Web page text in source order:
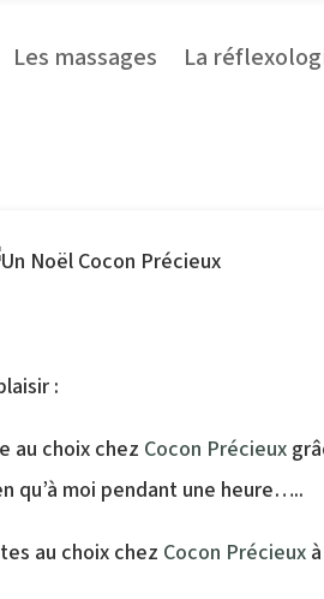
Les massages La
:
au choix chez Cocon Précieux
qu’à moi pendant une heure…..
au choix chez Cocon Précieux